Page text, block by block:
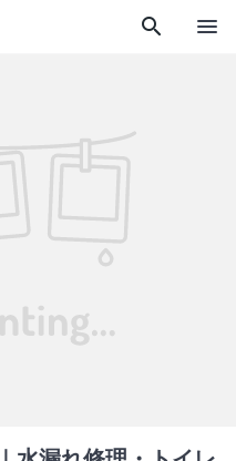
search menu